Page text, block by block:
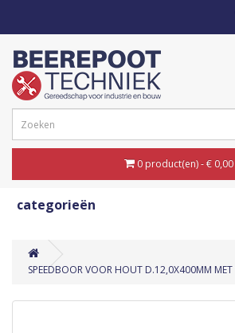
0 product(en) - € 0,00
categorieën
SPEEDBOOR VOOR HOUT D.12,0X400MM